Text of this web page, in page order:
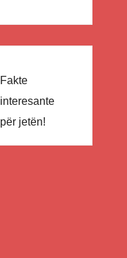
Fakte
interesante
për jetën!